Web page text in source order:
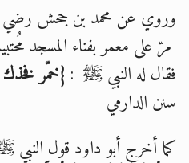
وروي عن محمد بن جحش رضي
مرّ على معمر بفناء المسجد
فقال له النبي ﷺ : {خمّر فخذك
سنن الدارمي
كما أخرج أبو داود قول